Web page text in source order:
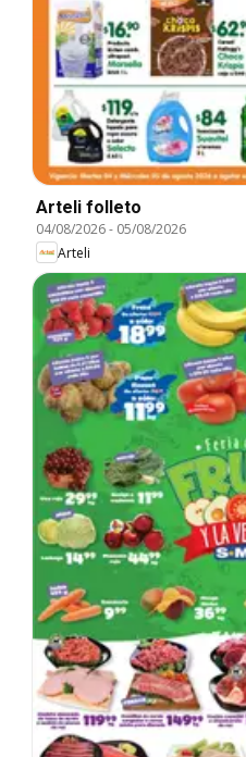
Arteli folleto
04/08/2026- 05/08/2026
Arteli